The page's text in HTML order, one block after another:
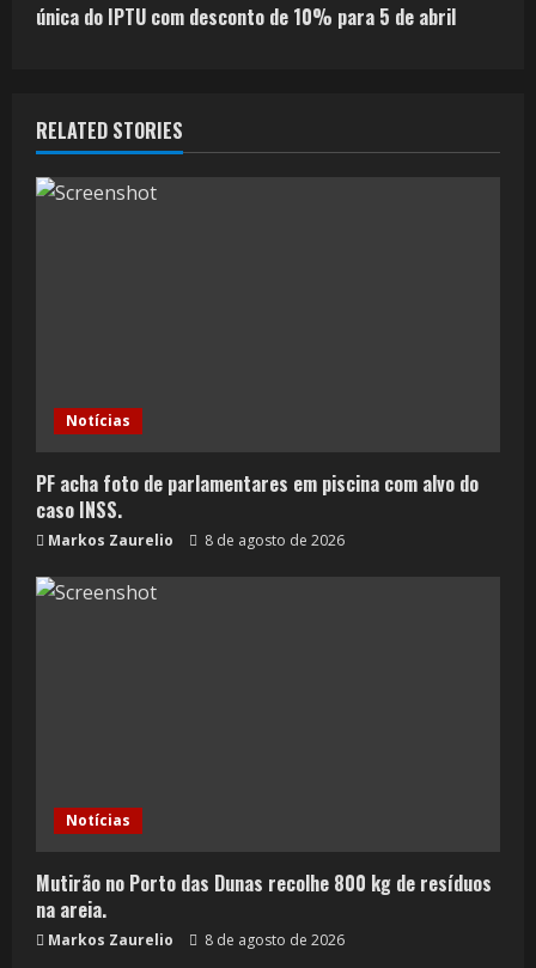
única do IPTU com desconto de 10% para 5 de abril
RELATED STORIES
Notícias
PF acha foto de parlamentares em piscina com alvo do
caso INSS.
Markos Zaurelio 8 de agosto de 2026
Notícias
Mutirão no Porto das Dunas recolhe 800 kg de resíduos
na areia.
Markos Zaurelio 8 de agosto de 2026